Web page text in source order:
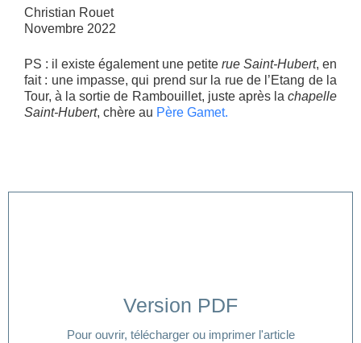
Christian Rouet
Novembre 2022
PS : il existe également une petite rue Saint-Hubert, en
fait : une impasse, qui prend sur la rue de l’Etang de la
Tour, à la sortie de Rambouillet, juste après la chapelle
Saint-Hubert, chère au Père Gamet.
Version PDF
Pour ouvrir, télécharger ou imprimer l'article
Cliquer ici